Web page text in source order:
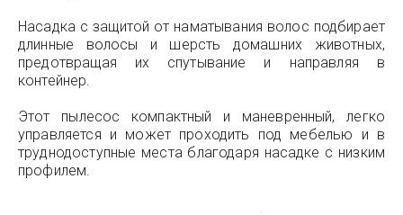
Насадка с защитой от наматывания волос подбирает
длинные волосы и шерсть домашних животных,
предотвращая их спутывание и направляя в
контейнер.
Этот пылесос компактный и маневренный, легко
управляется и может проходить под мебелью и в
труднодоступные места благодаря насадке с низким
профилем.